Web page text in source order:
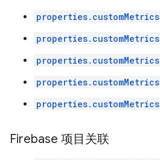
Firebase 项目关联